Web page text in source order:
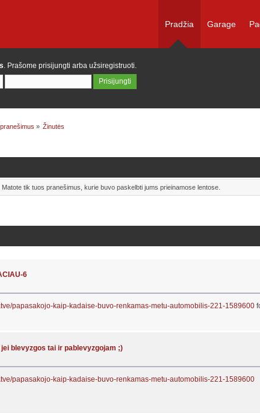
Pradžia Garage
. Prašome prisijungti arba užsiregistruoti.
» Žinutės
tik tuos pranešimus, kurie buvo paskelbti jums prieinamose lentose.
6
papasakojo-kaip-kadaise-buvo-renkamas-metu-automobilis-221-1589600
blevyzgos tai ir pablevyzgojam ;)
papasakojo-kaip-kadaise-buvo-renkamas-metu-automobilis-221-1589600